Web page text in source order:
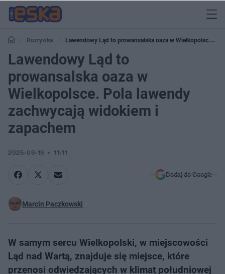
Rozrywka
Lawendowy Ląd to prowansalska oaza w Wielkopolsce.
Pola lawendy zachwycają widokiem i zapachem
Lawendowy Ląd to
prowansalska oaza w
Wielkopolsce. Pola lawendy
zachwycają widokiem i
zapachem
2025-09-19 11:11
Dodaj do Google
Marcin Paczkowski
W samym sercu Wielkopolski, w miejscowości
Ląd nad Wartą, znajduje się miejsce, które
przenosi odwiedzających w klimat południowej